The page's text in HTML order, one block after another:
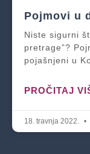
Pojmovi u
Niste sigurni
pretrage”?
pojašnjeni u
PROČITAJ
18. travnja 2022.